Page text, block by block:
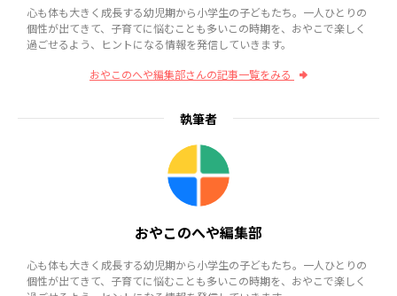
心も体も大きく成長する幼児期から小学生の子どもたち。一人ひとりの
個性が出てきて、子育てに悩むことも多いこの時期を、おやこで楽しく
過ごせるよう、ヒントになる情報を発信していきます。
おやこのへや編集部さんの記事一覧をみる
執筆者
おやこのへや編集部
心も体も大きく成長する幼児期から小学生の子どもたち。一人ひとりの
個性が出てきて、子育てに悩むことも多いこの時期を、おやこで楽しく